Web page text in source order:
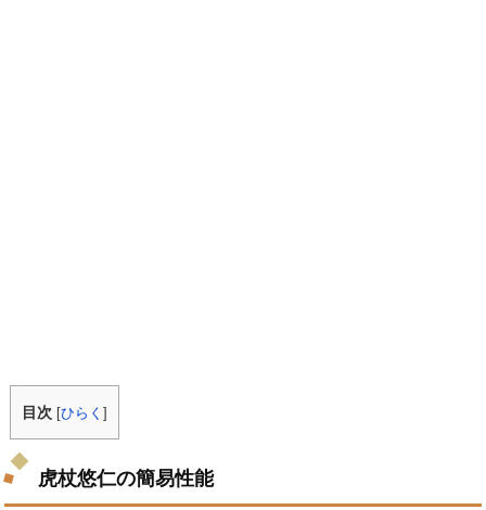
目次 [ひらく]
虎杖悠仁の簡易性能